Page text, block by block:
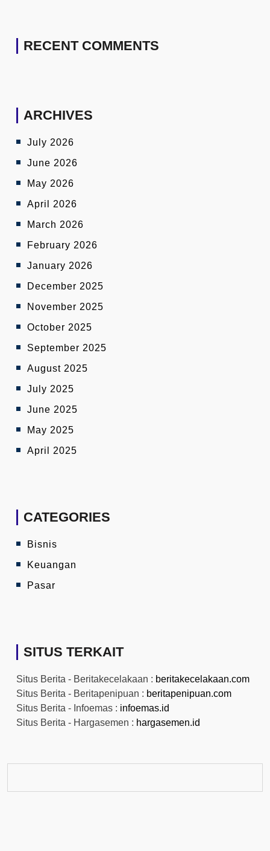
RECENT COMMENTS
ARCHIVES
July 2026
June 2026
May 2026
April 2026
March 2026
February 2026
January 2026
December 2025
November 2025
October 2025
September 2025
August 2025
July 2025
June 2025
May 2025
April 2025
CATEGORIES
Bisnis
Keuangan
Pasar
SITUS TERKAIT
Situs Berita - Beritakecelakaan : beritakecelakaan.com
Situs Berita - Beritapenipuan : beritapenipuan.com
Situs Berita - Infoemas : infoemas.id
Situs Berita - Hargasemen : hargasemen.id